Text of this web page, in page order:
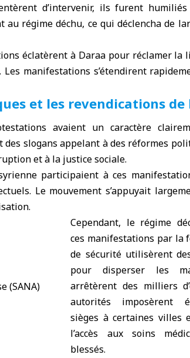
d’intervenir, ils furent
régime déchu, ce qui déclencha de
éclatèrent à Daraa pour réclamer
manifestations s’étendirent
et les revendications
avaient un caractère
slogans appelant à des réformes
et à la justice sociale.
participaient à ces
Le mouvement s’appuyait
Cependant, le régime
ces manifestations par la
de sécurité utilisèrent
pour disperser les
arrêtèrent des milliers
autorités imposèrent
sièges à certaines villes
l’accès aux soins
blessés.